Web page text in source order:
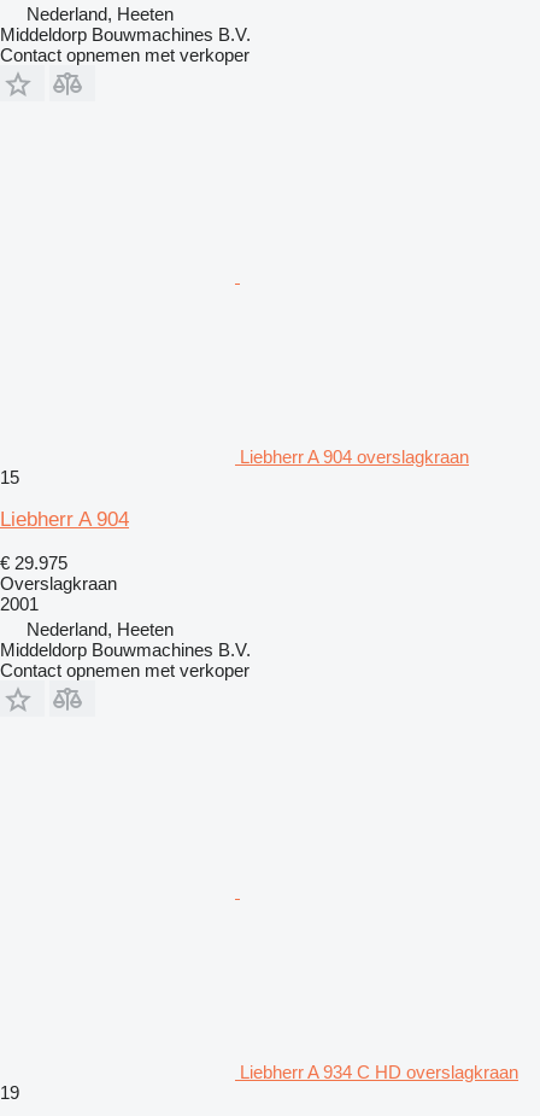
Nederland, Heeten
Middeldorp Bouwmachines B.V.
Contact opnemen met verkoper
Liebherr A 904 overslagkraan
15
Liebherr A 904
€ 29.975
Overslagkraan
2001
Nederland, Heeten
Middeldorp Bouwmachines B.V.
Contact opnemen met verkoper
Liebherr A 934 C HD overslagkraan
19